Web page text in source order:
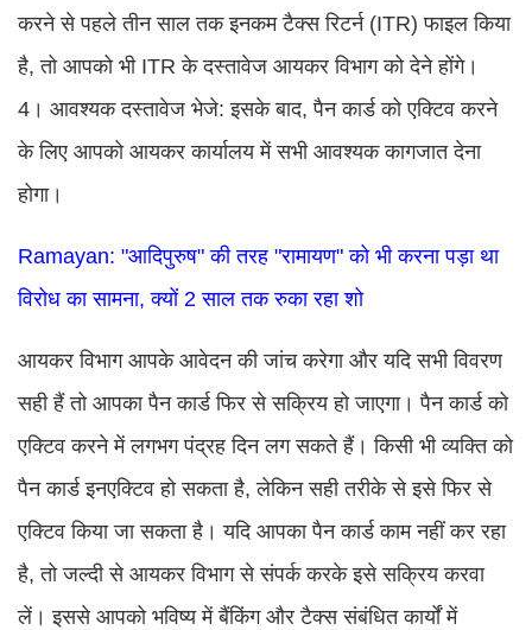
करने से पहले तीन साल तक इनकम टैक्स रिटर्न (ITR) फाइल किया
है, तो आपको भी ITR के दस्तावेज आयकर विभाग को देने होंगे।
4। आवश्यक दस्तावेज भेजे: इसके बाद, पैन कार्ड को एक्टिव करने
के लिए आपको आयकर कार्यालय में सभी आवश्यक कागजात देना
होगा।
Ramayan: "आदिपुरुष" की तरह "रामायण" को भी करना पड़ा था
विरोध का सामना, क्यों 2 साल तक रुका रहा शो
आयकर विभाग आपके आवेदन की जांच करेगा और यदि सभी विवरण
सही हैं तो आपका पैन कार्ड फिर से सक्रिय हो जाएगा। पैन कार्ड को
एक्टिव करने में लगभग पंद्रह दिन लग सकते हैं। किसी भी व्यक्ति को
पैन कार्ड इनएक्टिव हो सकता है, लेकिन सही तरीके से इसे फिर से
एक्टिव किया जा सकता है। यदि आपका पैन कार्ड काम नहीं कर रहा
है, तो जल्दी से आयकर विभाग से संपर्क करके इसे सक्रिय करवा
लें। इससे आपको भविष्य में बैंकिंग और टैक्स संबंधित कार्यों में